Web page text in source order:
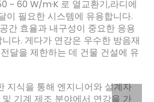
~ 60 W/m·K 로 열교환기,라디에
이 필요한 시스템에 유용합니다.
간 효율과 내구성이 중요한 응용
다. 게다가 연강은 우수한 방음재
달을 제한하는 데 건물 건설에 유
지식을 통해 엔지니어와 설계자
기계 제조 분야에서 연강을 가